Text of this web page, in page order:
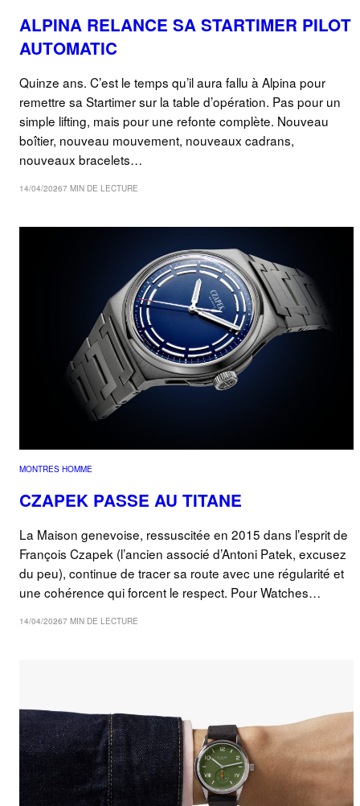
ALPINA RELANCE SA STARTIMER PILOT
AUTOMATIC
Quinze ans. C’est le temps qu’il aura fallu à Alpina pour
remettre sa Startimer sur la table d’opération. Pas pour un
simple lifting, mais pour une refonte complète. Nouveau
boîtier, nouveau mouvement, nouveaux cadrans,
nouveaux bracelets…
14/04/20267 MIN DE LECTURE
MONTRES HOMME
CZAPEK PASSE AU TITANE
La Maison genevoise, ressuscitée en 2015 dans l’esprit de
François Czapek (l’ancien associé d’Antoni Patek, excusez
du peu), continue de tracer sa route avec une régularité et
une cohérence qui forcent le respect. Pour Watches…
14/04/20267 MIN DE LECTURE